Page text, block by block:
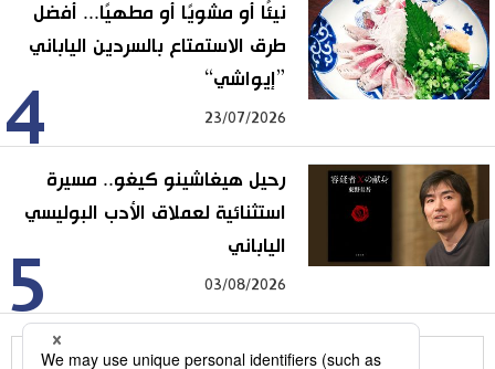
4
نيئًا أو مشويًا أو مطهيًا... أفضل
طرق الاستمتاع بالسردين الياباني
”إيواشي“
23/07/2026
5
رحيل هيغاشينو كيغو.. مسيرة
استثنائية لعملاق الأدب البوليسي
الياباني
03/08/2026